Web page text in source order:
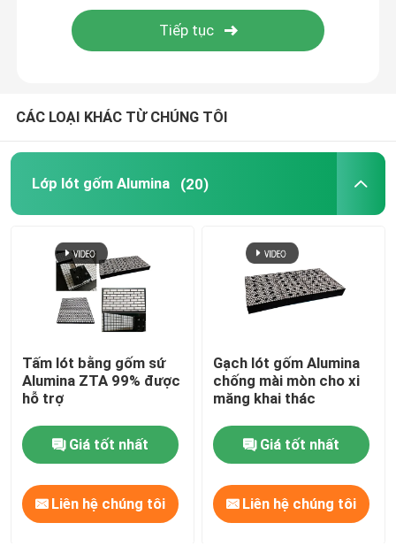
Gạch men
Máy làm sạch băng tải
CÁC LOẠI KHÁC TỪ CHÚNG TÔI
Lớp lót gốm Alumina (20)
Tấm lót bằng gốm sứ
Alumina ZTA 99% được
hỗ trợ
Giá tốt nhất
Liên hệ chúng tôi
Gạch lót gốm Alumina
chống mài mòn cho xi
măng khai thác
Giá tốt nhất
Liên hệ chúng tôi